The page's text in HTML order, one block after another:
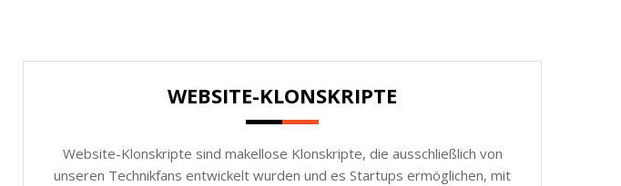
WEBSITE-KLONSKRIPTE
Website-Klonskripte sind makellose Klonskripte, die ausschließlich von
unseren Technikfans entwickelt wurden und es Startups ermöglichen, mit